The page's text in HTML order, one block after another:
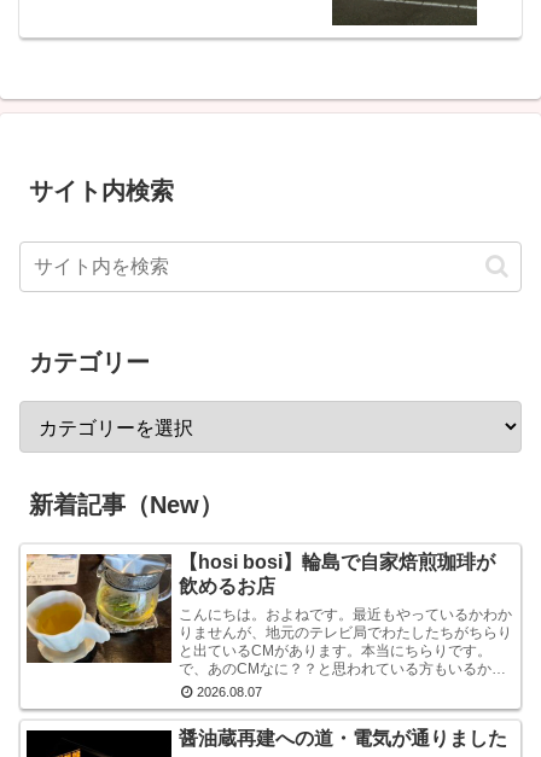
サイト内検索
カテゴリー
新着記事（New）
【hosi bosi】輪島で自家焙煎珈琲が
飲めるお店
こんにちは。およねです。最近もやっているかわか
りませんが、地元のテレビ局でわたしたちがちらり
と出ているCMがあります。本当にちらりです。
で、あのCMなに？？と思われている方もいるかも
しれませんが、あれは『石川県信用保証協会』とい
う、中小企業...
2026.08.07
醤油蔵再建への道・電気が通りました